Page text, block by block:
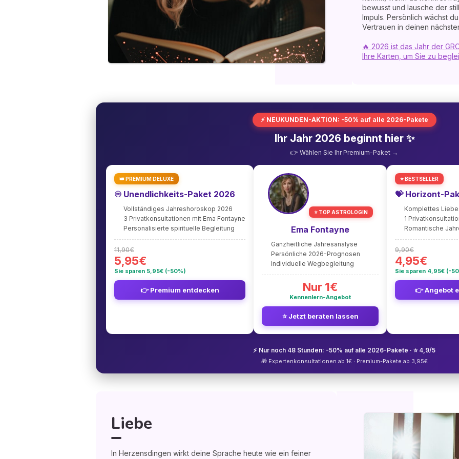
bewusst und lausche der
Impuls. Persönlich wächst
Vertrauen in deinen
🔥 2026 ist das Jahr der
Ihre Karten, um Sie zu
⚡ NEUKUNDEN-AKTION: -50% auf alle 2026-Pakete
Ihr Jahr 2026 beginnt hier ✨
👉 Wählen Sie Ihr Premium-Paket →
👑 PREMIUM DELUXE
♾️ Unendlichkeits-Paket 2026
Vollständiges Jahreshoroskop 2026
3 Privatkonsultationen mit Ema Fontayne
Personalisierte spirituelle Begleitung
11,90€
5,95€
Sie sparen 5,95€ (-50%)
👉 Premium entdecken
⭐ TOP ASTROLOGIN
Ema Fontayne
Ganzheitliche Jahresanalyse
Persönliche 2026-Prognosen
Individuelle Wegbegleitung
Nur 1€
Kennenlern-Angebot
⭐ Jetzt beraten lassen
⭐ BESTSELLER
💝 Horizont-
Komplettes
1
Romantische
9,90€
4,95€
Sie sparen 4,95€ (-
👉 Angebot
⚡ Nur noch 48 Stunden: -50% auf alle 2026-Pakete · ⭐ 4,9/5
🎁 Expertenkonsultationen ab 1€ · Premium-Pakete ab 3,95€
Liebe
In Herzensdingen wirkt deine Sprache heute wie ein feiner